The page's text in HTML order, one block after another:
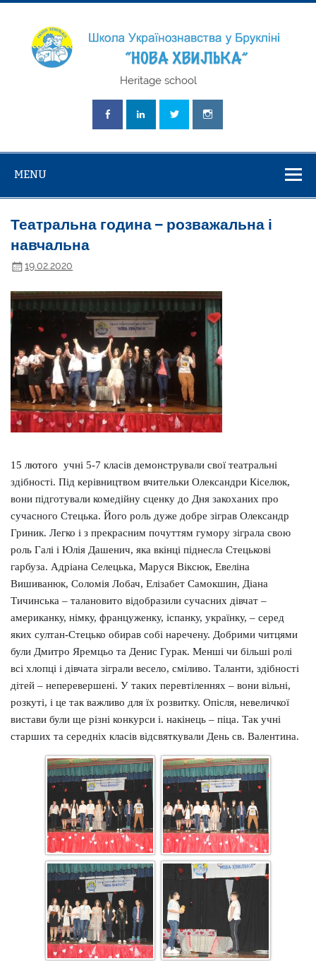
Skip
"Нова
Heritage school
MENU
Театральна година – розважальна і
навчальна
19.02.2020
15 лютого учні 5-7 класів демонстрували свої театральні
здібності.Під керівництвом вчительки Олександри Кіселюк,
вони підготували комедійну сценку до Дня закоханих про
сучасного Стецька. Його роль дуже добре зіграв Олександр
Гриник. Легко і з прекрасним почуттям гумору зіграла свою
роль Галі і Юлія Дашенич, яка вкінці піднесла Стецькові
гарбуза. Адріана Селецька, Маруся Віксюк, Евеліна
Вишиванюк, Соломія Лобач, Елізабет Самокшин, Діана
Тичинська – талановито відобразили сучасних дівчат –
американку, німку, француженку, іспанку, українку, – серед
яких султан-Стецько обирав собі наречену. Добрими читцями
були Дмитро Яремцьо та Денис Гурак. Менші чи більші ролі
всі хлопці і дівчата зіграли весело, сміливо. Таланти, здібності
дітей – неперевершені. У таких перевтіленнях – вони вільні,
розкуті, і це так важливо для їх розвитку. Опісля, невеличкої
вистави були ще різні конкурси і. накінець – піца. Так учні
старших та середніх класів відсвяткували День св. Валентина.